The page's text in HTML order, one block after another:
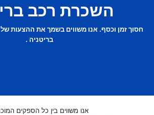
השכרת רכב
חסוך זמן וכסף. אנו משווים בשמך את ההצעות
בריטניה .
אנו משווים בין כל הספקים